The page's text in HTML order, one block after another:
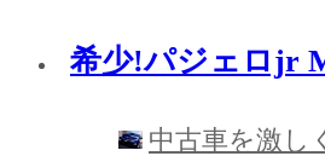
希少!パジェロjr
中古車を激し